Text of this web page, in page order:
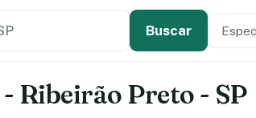
Buscar Tipo
Ribeirão Preto - SP